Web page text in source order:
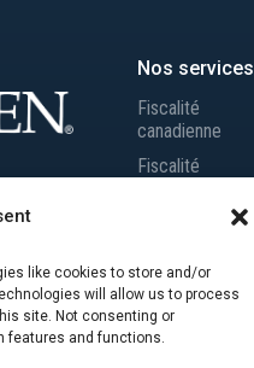
like cookies to store and/or
will allow us to process
site. Not consenting or
features and functions.
Nos services
Fiscalité
canadienne
Fiscalité
Prix de transfert
Fusions et